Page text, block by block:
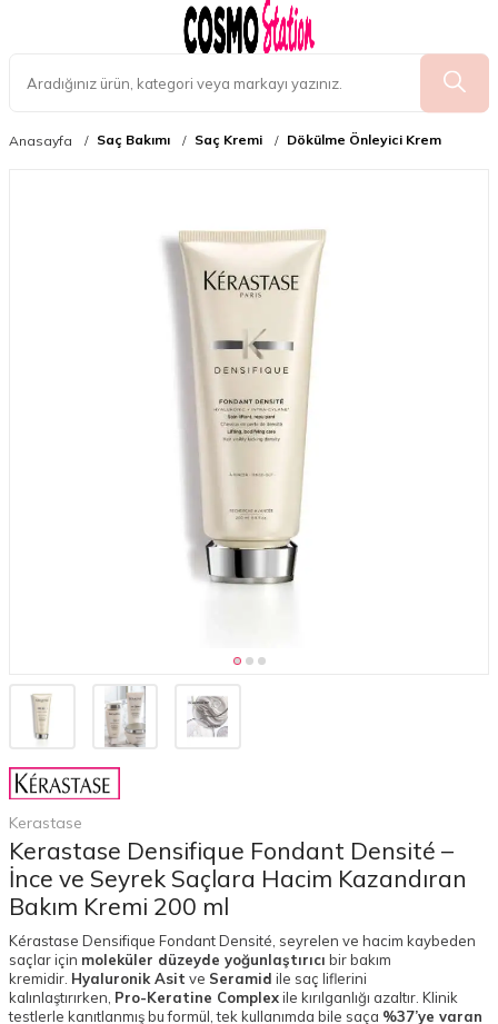
Anasayfa Saç Bakımı Saç Kremi Dökülme Önleyici Krem
Kerastase
Kerastase Densifique Fondant Densité –
İnce ve Seyrek Saçlara Hacim Kazandıran
Bakım Kremi 200 ml
Kérastase Densifique Fondant Densité, seyrelen ve hacim kaybeden
saçlar için moleküler düzeyde yoğunlaştırıcı bir bakım
kremidir. Hyaluronik Asit ve Seramid ile saç liflerini
kalınlaştırırken, Pro-Keratine Complexile kırılganlığı azaltır. Klinik
testlerle kanıtlanmış bu formül, tek kullanımda bile saça %37’ye varan